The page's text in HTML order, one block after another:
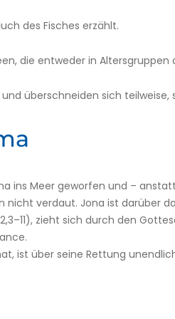
des Fisches erzählt.
die entweder in
überschneiden sich
ins Meer geworfen und –
nicht verdaut. Jona ist darüber
zieht sich durch den
ist über seine Rettung